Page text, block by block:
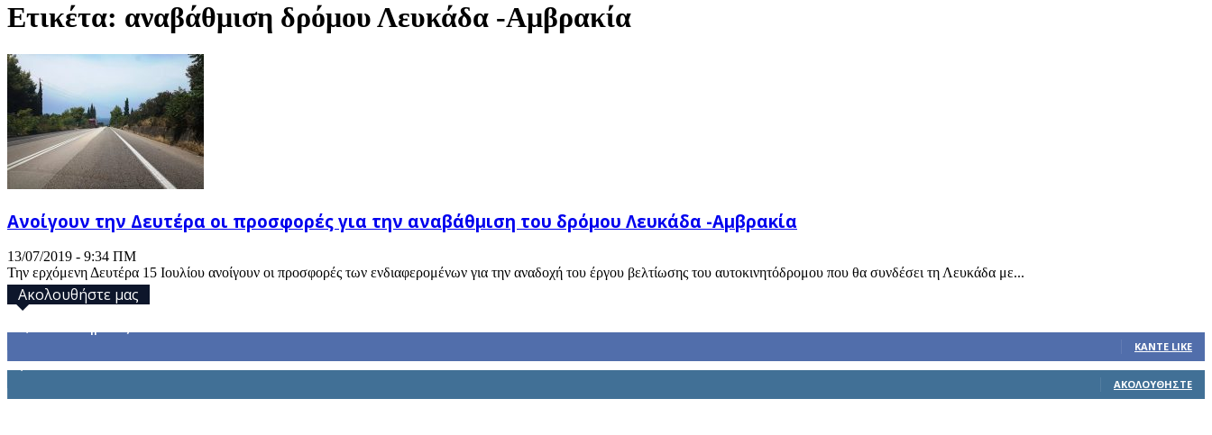
Ετικέτα: αναβάθμιση δρόμου Λευκάδα -Αμβρακία
Ανοίγουν την Δευτέρα οι προσφορές για την αναβάθμιση του δρόμου Λευκάδα -Αμβρακία
13/07/2019 - 9:34 ΠΜ
Την ερχόμενη Δευτέρα 15 Ιουλίου ανοίγουν οι προσφορές των ενδιαφερομένων για την αναδοχή του έργου βελτίωσης του αυτοκινητόδρομου που θα συνδέσει τη Λευκάδα με...
Ακολουθήστε μας
ΚΆΝΤΕ LIKE
ΑΚΟΛΟΥΘΉΣΤΕ